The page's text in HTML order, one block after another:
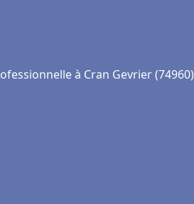
à Cran Gevrier (74960)